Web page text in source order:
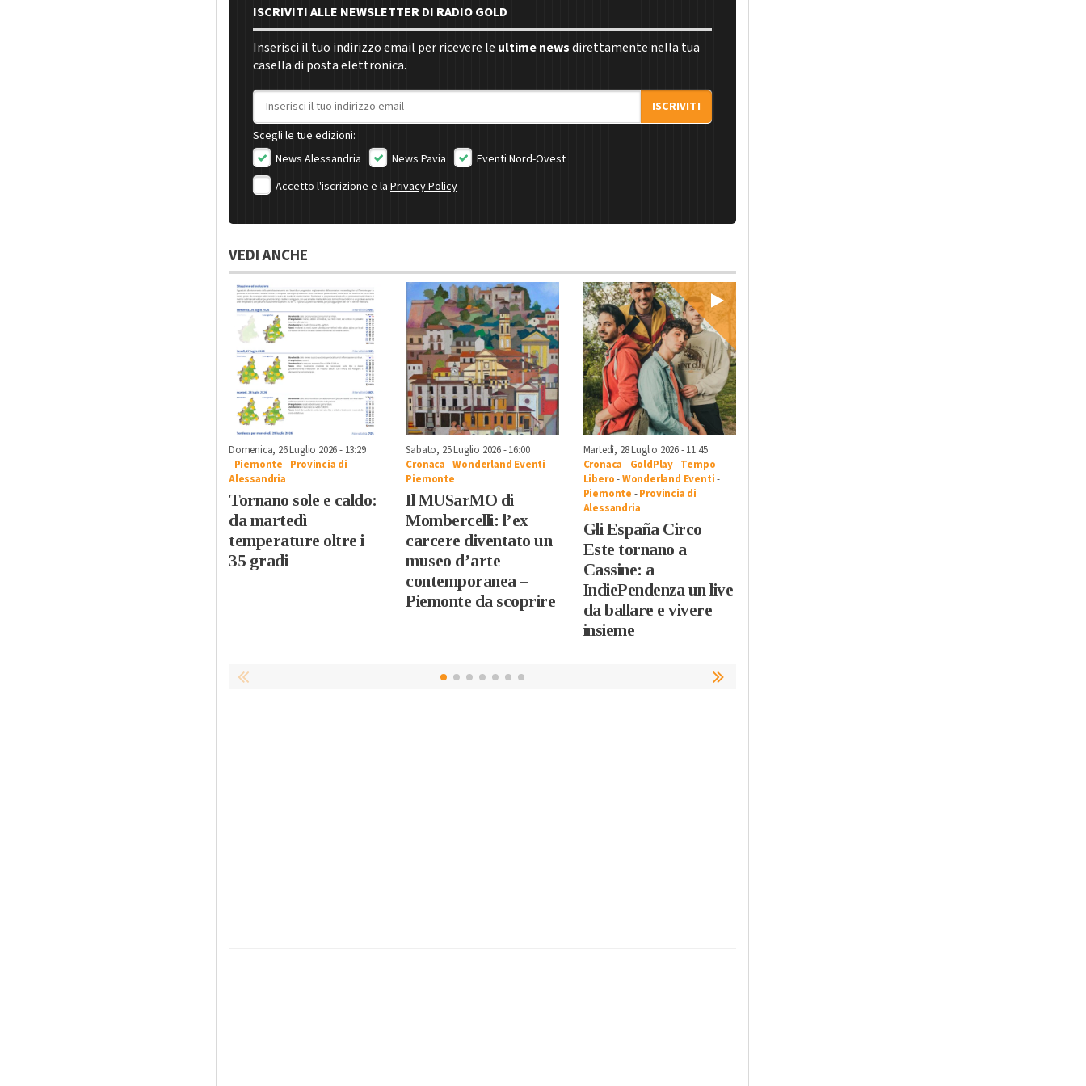
ISCRIVITI ALLE NEWSLETTER DI RADIO GOLD
Inserisci il tuo indirizzo email per ricevere le ultime newsdirettamente nella tua
casella di posta elettronica.
Indirizzo email
ISCRIVITI
Scegli le tue edizioni:
News Alessandria
News Pavia
Eventi Nord-Ovest
Accetto l'iscrizione e la Privacy Policy
VEDI ANCHE
Domenica, 26 Luglio 2026 - 13:29
- Piemonte -Provincia di
Alessandria
Tornano sole e caldo:
da martedì
temperature oltre i
35 gradi
Sabato, 25 Luglio 2026 - 16:00
Cronaca -Wonderland Eventi -
Piemonte
Il MUSarMO di
Mombercelli: l’ex
carcere diventato un
museo d’arte
contemporanea –
Piemonte da scoprire
Martedì, 28 Luglio 2026 - 11:45
Cronaca - GoldPlay-Tempo
Libero-Wonderland Eventi-
Piemonte -Provincia di
Alessandria
Gli España Circo
Este tornano a
Cassine: a
IndiePendenza un live
da ballare e vivere
insieme